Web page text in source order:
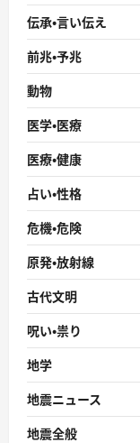
伝承・言い伝え
前兆・予兆
動物
医学・医療
医療・健康
占い・性格
危機・危険
原発・放射線
古代文明
呪い・祟り
地学
地震ニュース
地震全般